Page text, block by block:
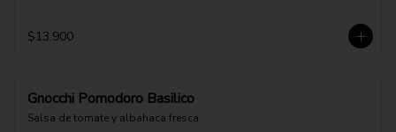
$13.900
Gnocchi Pomodoro Basilico
Salsa de tomate y albahaca fresca